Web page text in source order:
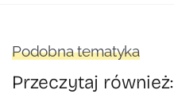
Podobna tematyka
Przeczytaj również: